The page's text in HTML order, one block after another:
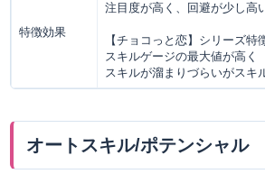
特徴効果
注目度が高く、回避が少し高
【チョコっと恋】シリーズ特
スキルゲージの最大値が高く
スキルが溜まりづらいがスキ
オートスキル/ポテンシャル